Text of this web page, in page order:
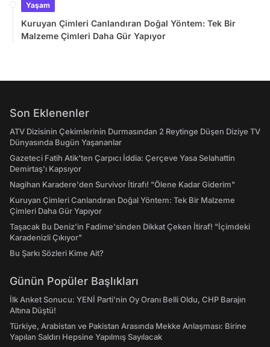
Yaşam
Kuruyan Çimleri Canlandıran Doğal Yöntem: Tek Bir
Malzeme Çimleri Daha Gür Yapıyor
Son Eklenenler
ATV Dizisinin Çekimlerinin Durmasından 2 Reytinge Düşen Diziye TV
Dünyasında Bugün Yaşananlar
Gazeteci Fatih Atik'ten Çarpıcı İddia: Çerçeve Yasa Selahattin
Demirtaş'ı Kapsıyor
Nagihan Karadere'den Survivor İtirafı! "Ölene Kadar Giderim"
Kuruyan Çimleri Canlandıran Doğal Yöntem: Tek Bir Malzeme
Çimleri Daha Gür Yapıyor
Taşacak Bu Deniz'in Fadime'sinden Dikkat Çeken İtiraf! "İçimdeki
Karadenizli Çıkıyor"
Bu Şarkı Sözleri Kime Ait?
Günün Popüler Başlıkları
İlk Anket Sonucu: YENİ Parti'nin Oy Oranı Belli Oldu, CHP Barajın
Altına Düştü!
Türkiye, Arabistan ve Pakistan Arasında Mekke Anlaşması: Birine
Yapılan Saldırı Hepsine Yapılmış Sayılacak